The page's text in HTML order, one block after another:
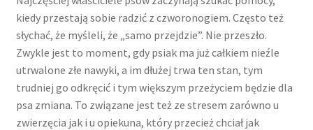
28 lipca, 2024
11 sierpnia, 2024
23 sierpnia, 2024
24 marca, 2025
kiedy przestają sobie radzić z czworonogiem. Często też
słychać, że myśleli, że „samo przejdzie”. Nie przeszło.
Zwykle jest to moment, gdy psiak ma już całkiem nieźle
utrwalone złe nawyki, a im dłużej trwa ten stan, tym
trudniej go odkręcić i tym większym przeżyciem będzie dla
psa zmiana. To związane jest też ze stresem zarówno u
zwierzęcia jak i u opiekuna, który przecież chciał jak